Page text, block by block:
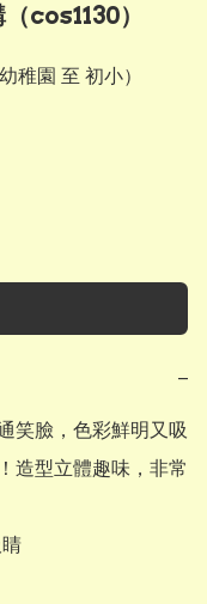
cos1130）
稚園 至 初小）
−
笑臉，色彩鮮明又吸
造型立體趣味，非常